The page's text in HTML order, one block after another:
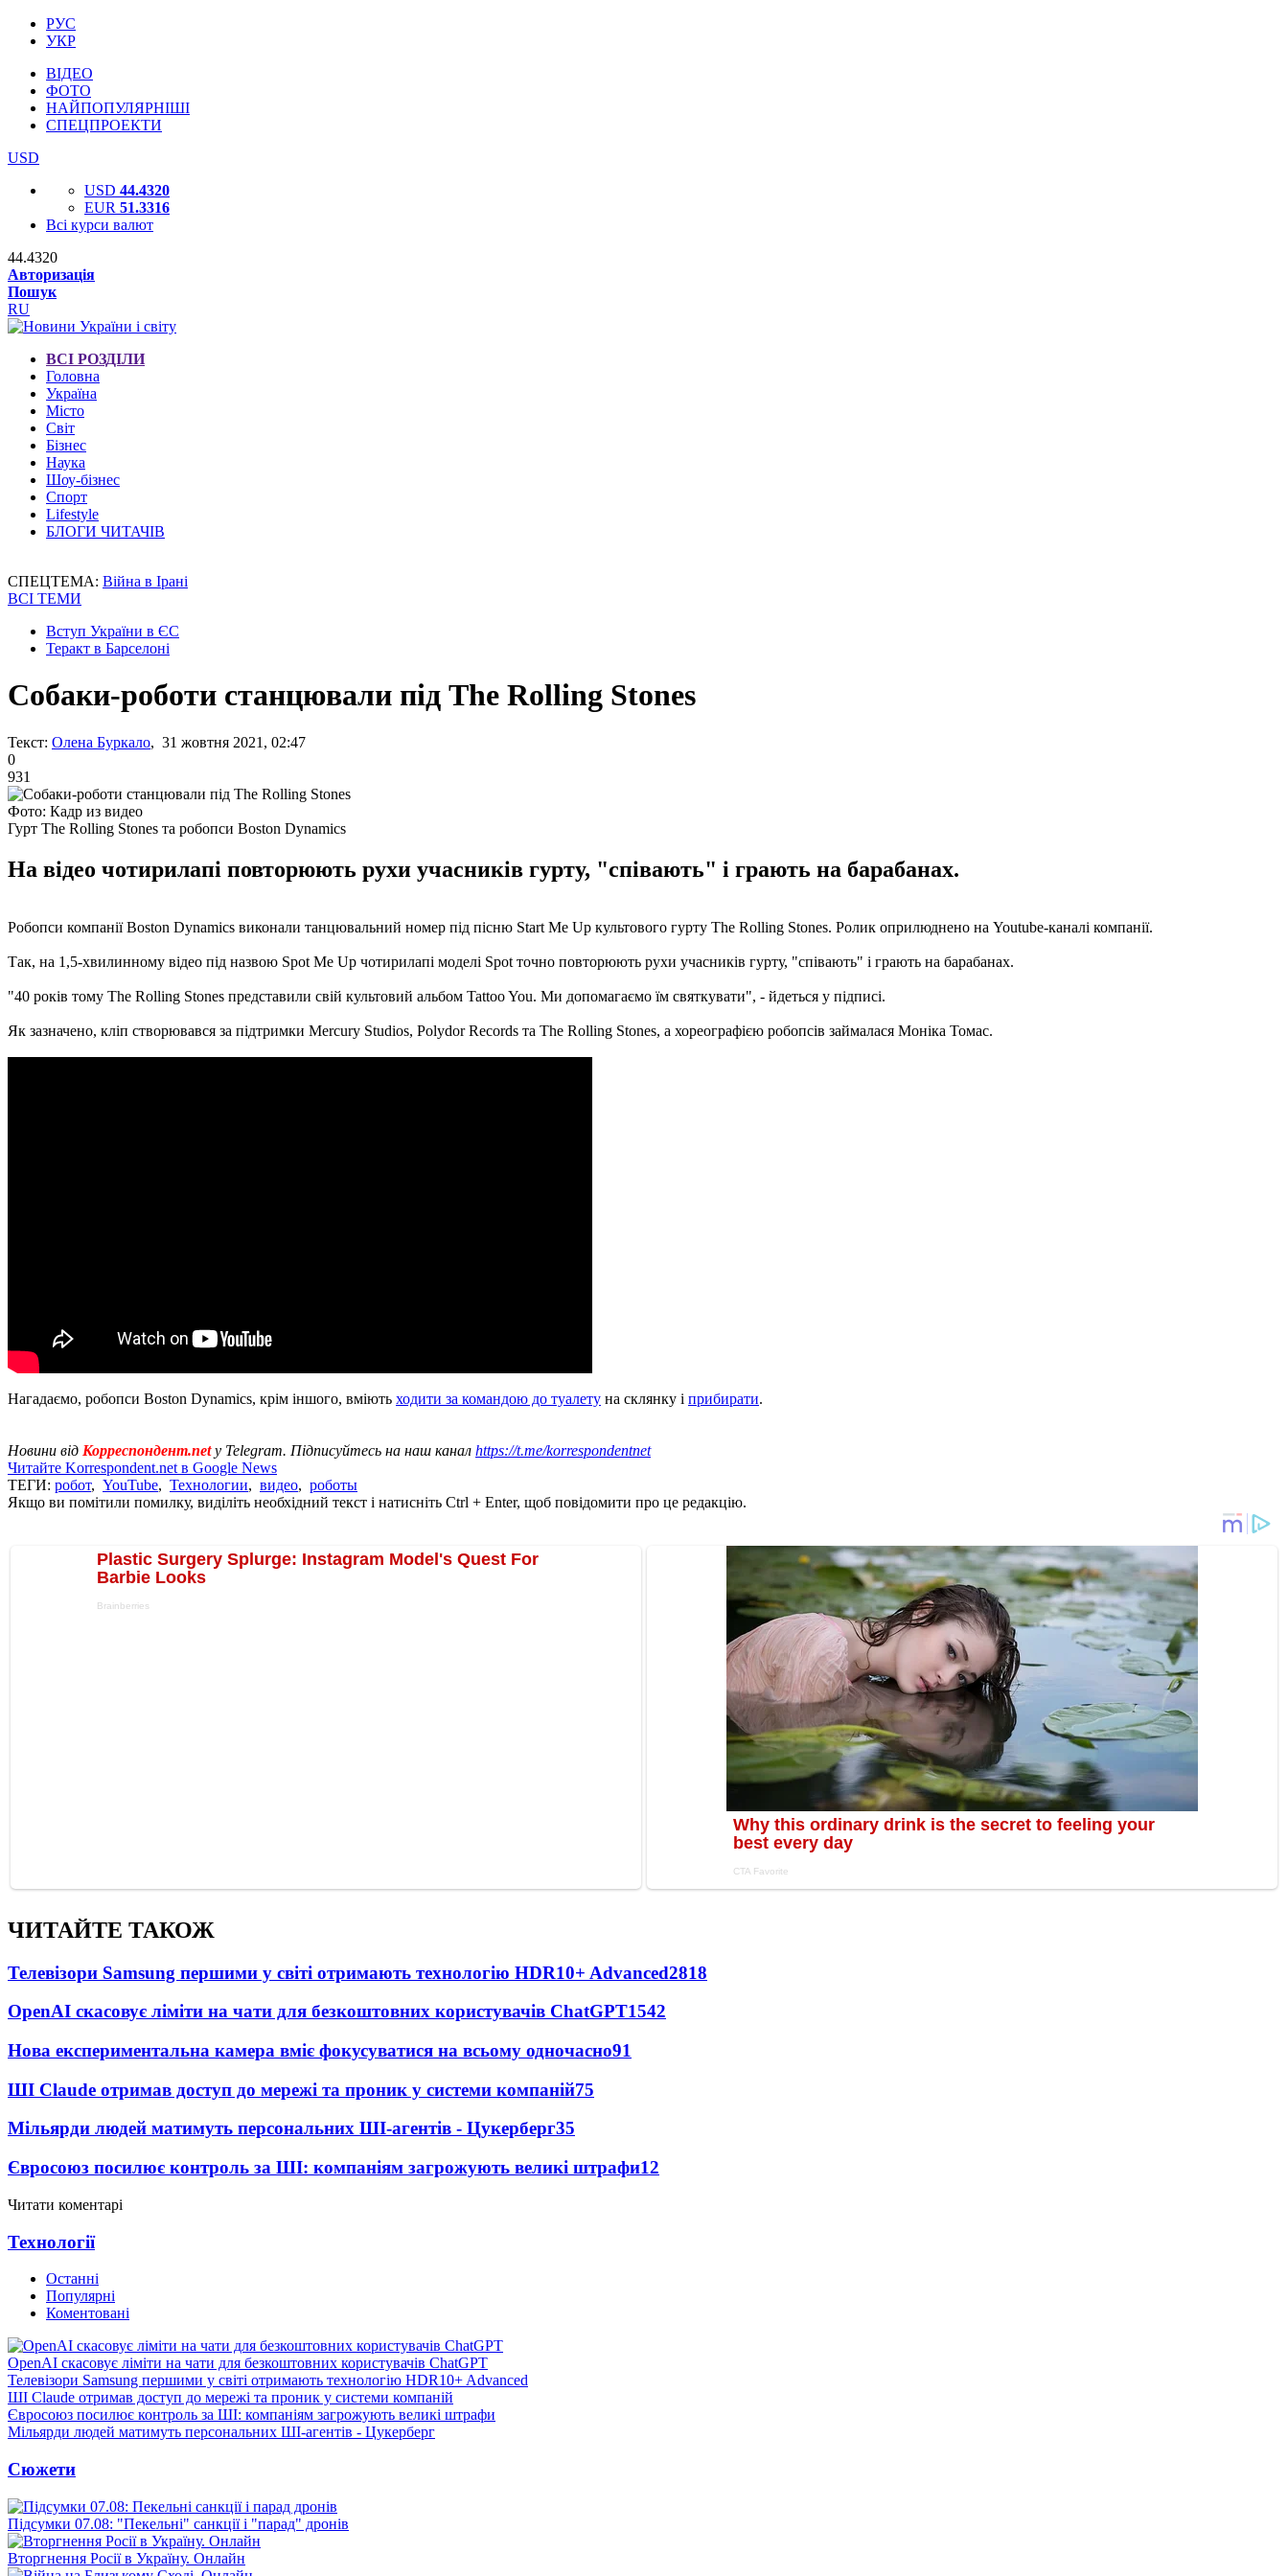
РУС
УКР
ВІДЕО
ФОТО
НАЙПОПУЛЯРНІШІ
СПЕЦПРОЕКТИ
USD
USD 44.4320
EUR 51.3316
Всі курси валют
44.4320
Авторизація
Пошук
RU
ВСІ РОЗДІЛИ
Головна
Україна
Місто
Світ
Бізнес
Наука
Шоу-бізнес
Спорт
Lifestyle
БЛОГИ ЧИТАЧІВ
СПЕЦТЕМА: Війна в Ірані
ВСІ ТЕМИ
Вступ України в ЄС
Теракт в Барселоні
Собаки-роботи станцювали під The Rolling Stones
Текст: Олена Буркало, 31 жовтня 2021, 02:47
0
931
Фото: Кадр из видео
Гурт The Rolling Stones та робопси Boston Dynamics
На відео чотирилапі повторюють рухи учасників гурту, "співають" і грають на барабанах.
Робопси компанії Boston Dynamics виконали танцювальний номер під пісню Start Me Up культового гурту The Rolling Stones. Ролик оприлюднено на Youtube-каналі компанії.
Так, на 1,5-хвилинному відео під назвою Spot Me Up чотирилапі моделі Spot точно повторюють рухи учасників гурту, "співають" і грають на барабанах.
"40 років тому The Rolling Stones представили свій культовий альбом Tattoo You. Ми допомагаємо їм святкувати", - йдеться у підписі.
Як зазначено, кліп створювався за підтримки Mercury Studios, Polydor Records та The Rolling Stones, а хореографією робопсів займалася Моніка Томас.
Нагадаємо, робопси Boston Dynamics, крім іншого, вміють ходити за командою до туалету на склянку і прибирати.
Новини від Корреспондент.netу Telegram. Підписуйтесь на наш канал https://t.me/korrespondentnet
Читайте Korrespondent.net в Google News
ТЕГИ: робот, YouTube, Технологии, видео, роботы
Якщо ви помітили помилку, виділіть необхідний текст і натисніть Ctrl + Enter, щоб повідомити про це редакцію.
ЧИТАЙТЕ ТАКОЖ
Телевізори Samsung першими у світі отримають технологію HDR10+ Advanced2818
OpenAI скасовує ліміти на чати для безкоштовних користувачів ChatGPT1542
Нова експериментальна камера вміє фокусуватися на всьому одночасно91
ШІ Claude отримав доступ до мережі та проник у системи компаній75
Мільярди людей матимуть персональних ШІ-агентів - Цукерберг35
Євросоюз посилює контроль за ШІ: компаніям загрожують великі штрафи12
Читати коментарі
Технології
Останні
Популярні
Коментовані
OpenAI скасовує ліміти на чати для безкоштовних користувачів ChatGPT
Телевізори Samsung першими у світі отримають технологію HDR10+ Advanced
ШІ Claude отримав доступ до мережі та проник у системи компаній
Євросоюз посилює контроль за ШІ: компаніям загрожують великі штрафи
Мільярди людей матимуть персональних ШІ-агентів - Цукерберг
Сюжети
Підсумки 07.08: "Пекельні" санкції і "парад" дронів
Вторгнення Росії в Україну. Онлайн